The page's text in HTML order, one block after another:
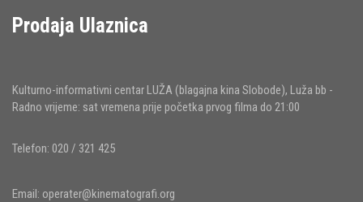
Prodaja Ulaznica
Kulturno-informativni centar LUŽA (blagajna kina Slobode), Luža bb -
Radno vrijeme: sat vremena prije početka prvog filma do 21:00
Telefon: 020 / 321 425
Email: operater@kinematografi.org